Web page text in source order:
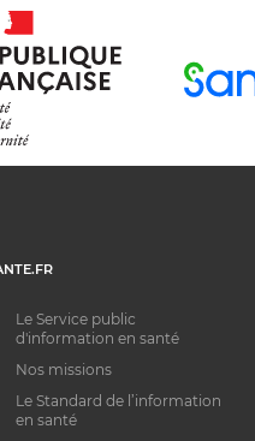
Le Service public
d'information en santé
Nos missions
Le Standard de l’information
en santé